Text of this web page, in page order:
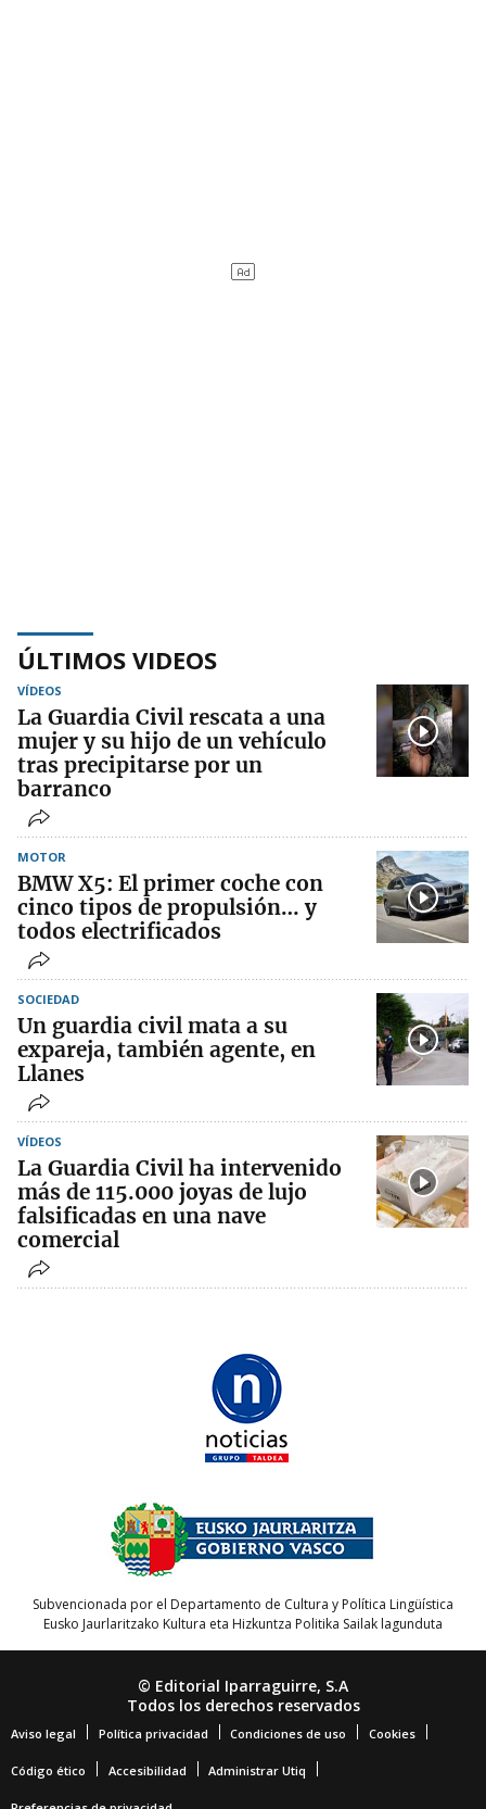
ÚLTIMOS VIDEOS
VÍDEOS
La Guardia Civil rescata a una
mujer y su hijo de un vehículo
tras precipitarse por un
barranco
MOTOR
BMW X5: El primer coche con
cinco tipos de propulsión… y
todos electrificados
SOCIEDAD
Un guardia civil mata a su
expareja, también agente, en
Llanes
VÍDEOS
La Guardia Civil ha intervenido
más de 115.000 joyas de lujo
falsificadas en una nave
comercial
Subvencionada por el Departamento de Cultura y Política Lingüística
Eusko Jaurlaritzako Kultura eta Hizkuntza Politika Sailak lagunduta
© Editorial Iparraguirre, S.A
Todos los derechos reservados
Aviso legal Política privacidad Condiciones de uso Cookies
Código ético Accesibilidad Administrar Utiq